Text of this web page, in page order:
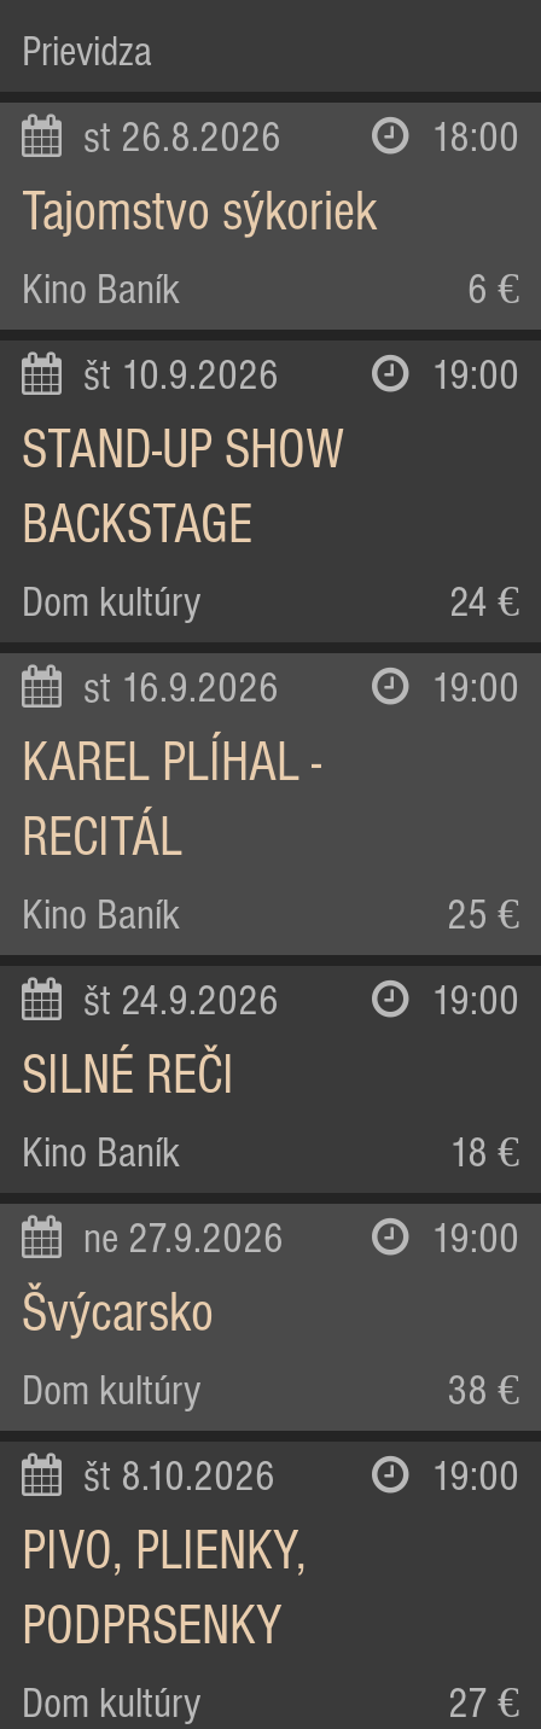
Prievidza
st 26.8.2026 18:00
Tajomstvo sýkoriek
Kino Baník 6 €
št 10.9.2026 19:00
STAND-UP SHOW
BACKSTAGE
Dom kultúry 24 €
st 16.9.2026 19:00
KAREL PLÍHAL -
RECITÁL
Kino Baník 25 €
št 24.9.2026 19:00
SILNÉ REČI
Kino Baník 18 €
ne 27.9.2026 19:00
Švýcarsko
Dom kultúry 38 €
št 8.10.2026 19:00
PIVO, PLIENKY,
PODPRSENKY
Dom kultúry 27 €